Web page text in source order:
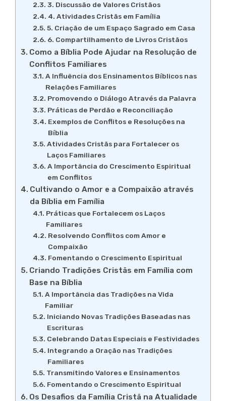
3. Discussão de Valores Cristãos
4. Atividades Cristãs em Família
5. Criação de um Espaço Sagrado em Casa
6. Compartilhamento de Livros Cristãos
Como a Bíblia Pode Ajudar na Resolução de
Conflitos Familiares
A Influência dos Ensinamentos Bíblicos nas
Relações Familiares
Promovendo o Diálogo Através da Palavra
Práticas de Perdão e Reconciliação
Exemplos de Conflitos e Resoluções na
Bíblia
Atividades Cristãs para Fortalecer os
Laços Familiares
A Importância do Crescimento Espiritual
em Conflitos
Cultivando o Amor e a Compaixão através
da Bíblia em Família
Práticas que Fortalecem os Laços
Familiares
Resolvendo Conflitos com Amor e
Compaixão
Fomentando o Crescimento Espiritual
Criando Tradições Cristãs em Família com
Base na Bíblia
A Importância das Tradições na Vida
Familiar
Iniciando Novas Tradições Baseadas nas
Escrituras
Celebrando Datas Especiais e Festividades
Integrando a Oração nas Tradições
Familiares
Transmitindo Valores e Ensinamentos
Fomentando o Crescimento Espiritual
Os Desafios da Família Cristã na Atualidade